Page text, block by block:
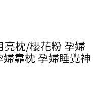
亮枕/櫻花粉 孕婦
靠枕 孕婦睡覺神